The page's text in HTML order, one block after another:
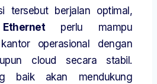
tersebut berjalan optimal,
perlu mampu
operasional dengan
cloud secara stabil.
baik akan mendukung